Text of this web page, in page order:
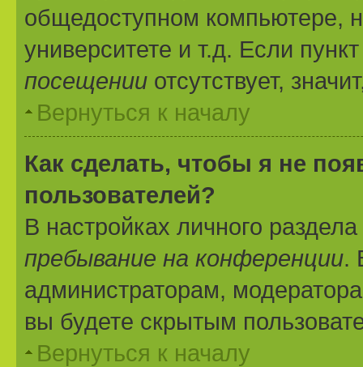
общедоступном компьютере,
университете и т.д. Если
посещении отсутствует,
Вернуться к началу
Как сделать, чтобы я не
пользователей?
В настройках личного
пребывание на конференции.
администраторам,
вы будете скрытым
Вернуться к началу